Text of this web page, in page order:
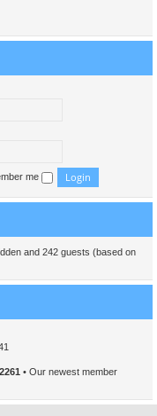
me
and 242 guests (based on
2261 • Our newest member